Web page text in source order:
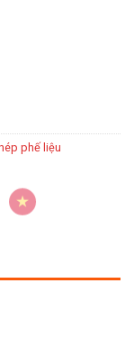
phế liệu